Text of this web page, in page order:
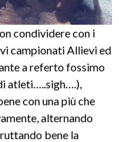
condividere con i
campionati Allievi ed
a referto fossimo
atleti…..sigh….),
con una più che
alternando
bene la